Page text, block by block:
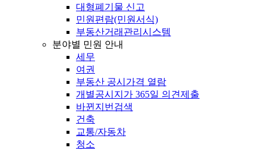
대형폐기물 신고
민원편람(민원서식)
부동산거래관리시스템
분야별 민원 안내
세무
여권
부동산 공시가격 열람
개별공시지가 365일 의견제출
바뀐지번검색
건축
교통/자동차
청소